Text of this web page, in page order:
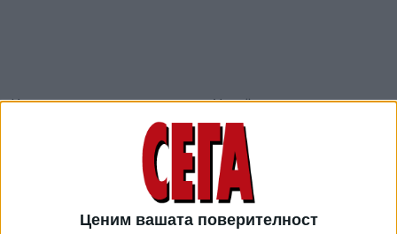
Ценим вашата поверителност
Използването на руския език в Украйна се превърна в
сериозен повод за недоволство през 2014 г., когато
проруските сепаратисти поеха контрола върху райони в
източната част на страната, отбелязва АП.
Избраният за президент на Украйна Володимир
Зеленски, който говори руски, каза, че подкрепя